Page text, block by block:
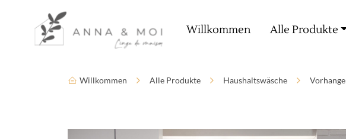
Zugänglichkeitsparameter
Willkommen Alle Produkte
Willkommen Alle Produkte Haushaltswäsche Vorhange